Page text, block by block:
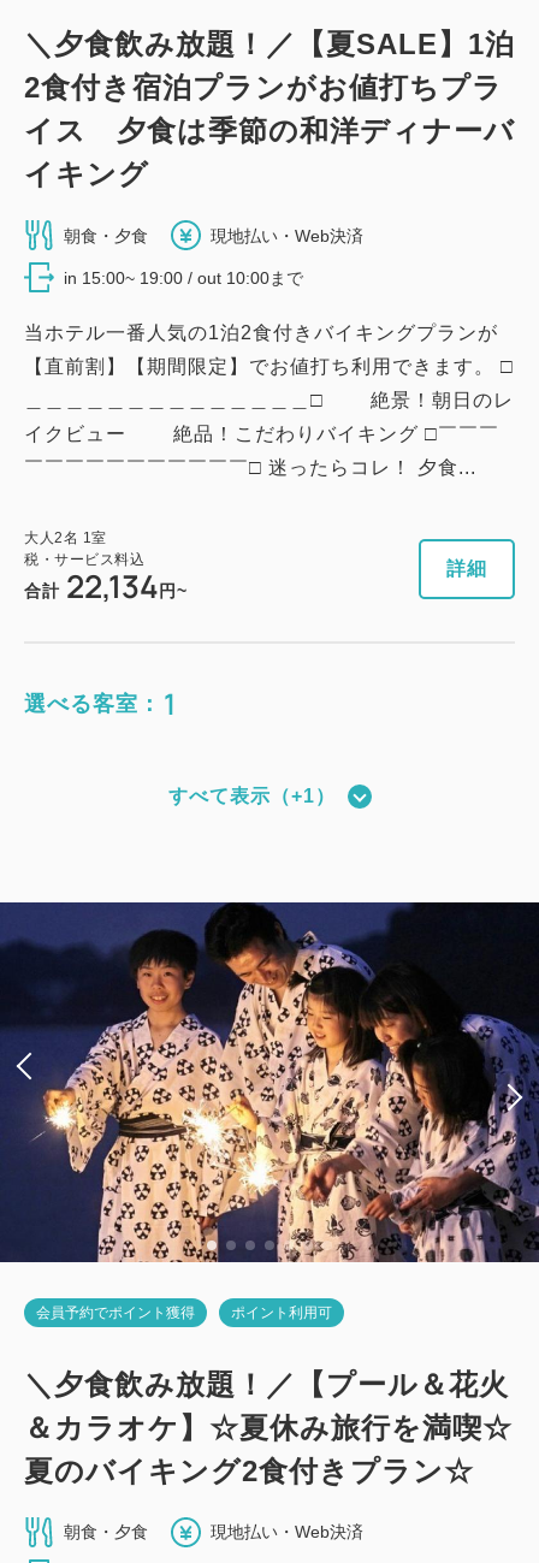
＼夕食飲み放題！／【夏SALE】1泊
2食付き宿泊プランがお値打ちプラ
イス 夕食は季節の和洋ディナーバ
イキング
朝食・夕食 現地払い・Web決済
in 15:00~ 19:00 / out 10:00まで
当ホテル一番人気の1泊2食付きバイキングプランが
【直前割】【期間限定】でお値打ち利用できます。 □
＿＿＿＿＿＿＿＿＿＿＿＿＿＿□ 絶景！朝日のレ
イクビュー 絶品！こだわりバイキング □￣￣￣
￣￣￣￣￣￣￣￣￣￣￣□ 迷ったらコレ！ 夕食...
大人2名 1室
税・サービス料込
合計 22,134 円~
詳細
選べる客室： 1
税・サービス料込
会員価格 22,134 円~
大人2
税・サービス料込
合計 23,300円~
獲得ポイント 402~
禁煙 27.00m 1~4名
シングルサイズ×2 Wi-Fiあり（無料）
詳細 日付を選択
すべて表示（+1）
会員予約でポイント獲得 ポイント利用可
＼夕食飲み放題！／【プール＆花火
＆カラオケ】☆夏休み旅行を満喫☆
夏のバイキング2食付きプラン☆
朝食・夕食 現地払い・Web決済